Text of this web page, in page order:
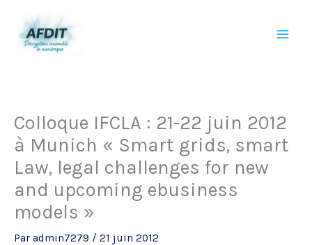
contenu
Colloque IFCLA : 21-22 juin 2012
à Munich « Smart grids, smart
Law, legal challenges for new
and upcoming ebusiness
models »
Par admin7279 / 21 juin 2012